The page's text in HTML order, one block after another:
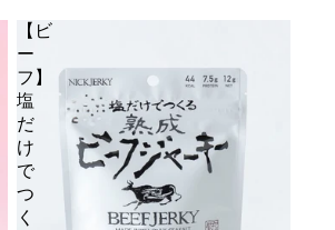
【ビ
ー
フ】
塩
だ
け
で
つ
く